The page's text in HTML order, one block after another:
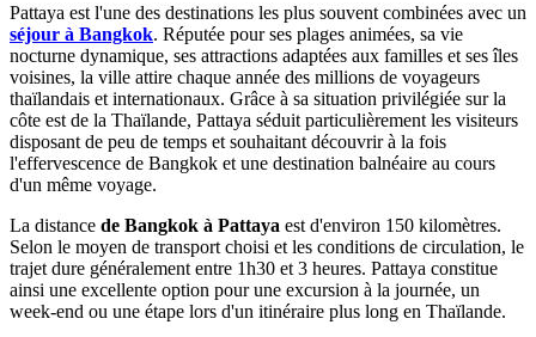
Pattaya est l'une des destinations les plus souvent combinées avec un
séjour à Bangkok. Réputée pour ses plages animées, sa vie
nocturne dynamique, ses attractions adaptées aux familles et ses îles
voisines, la ville attire chaque année des millions de voyageurs
thaïlandais et internationaux. Grâce à sa situation privilégiée sur la
côte est de la Thaïlande, Pattaya séduit particulièrement les visiteurs
disposant de peu de temps et souhaitant découvrir à la fois
l'effervescence de Bangkok et une destination balnéaire au cours
d'un même voyage.
La distance de Bangkok à Pattaya est d'environ 150 kilomètres.
Selon le moyen de transport choisi et les conditions de circulation, le
trajet dure généralement entre 1h30 et 3 heures. Pattaya constitue
ainsi une excellente option pour une excursion à la journée, un
week-end ou une étape lors d'un itinéraire plus long en Thaïlande.